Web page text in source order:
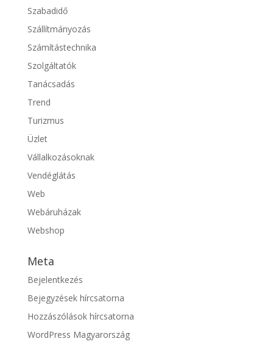
Szabadidő
Szállítmányozás
Számítástechnika
Szolgáltatók
Tanácsadás
Trend
Turizmus
Üzlet
Vállalkozásoknak
Vendéglátás
Web
Webáruházak
Webshop
Meta
Bejelentkezés
Bejegyzések hírcsatorna
Hozzászólások hírcsatorna
WordPress Magyarország